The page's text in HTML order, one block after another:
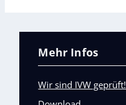
Mehr Infos
Wir sind IVW geprüft!